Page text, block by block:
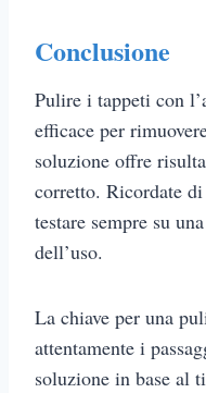
Conclusione
Pulire i tappeti con
efficace per
soluzione offre
corretto. Ricordate
testare sempre su
dell’uso.
La chiave per una
attentamente i
soluzione in base al